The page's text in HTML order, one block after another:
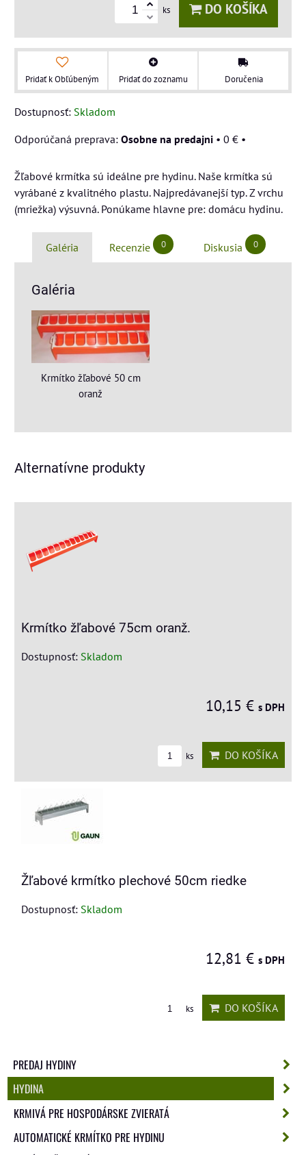
ks DO KOŠÍKA
Pridať k Obľúbeným Pridať do zoznamu Doručenia
Dostupnosť: Skladom
Osobne na predajni • 0 € •
Žľabové krmítka sú ideálne pre hydinu. Naše krmítka sú
vyrábané z kvalitného plastu. Najpredávanejší typ. Z vrchu
(mriežka) výsuvná. Ponúkame hlavne pre: domácu hydinu.
Galéria Recenzie 0 Diskusia 0
Galéria
Krmítko žľabové 50 cm
oranž
Alternatívne produkty
Krmítko žľabové 75cm oranž.
Dostupnosť: Skladom
10,15 € s DPH
ks DO KOŠÍKA
Žľabové krmítko plechové 50cm riedke
Dostupnosť: Skladom
12,81 € s DPH
ks DO KOŠÍKA
PREDAJ HYDINY
HYDINA
KRMIVÁ PRE HOSPODÁRSKE ZVIERATÁ
AUTOMATICKÉ KRMÍTKO PRE HYDINU